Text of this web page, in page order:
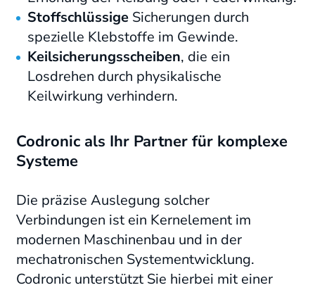
Stoffschlüssige Sicherungen durch
spezielle Klebstoffe im Gewinde.
Keilsicherungsscheiben, die ein
Losdrehen durch physikalische
Keilwirkung verhindern.
Codronic als Ihr Partner für komplexe
Systeme
Die präzise Auslegung solcher
Verbindungen ist ein Kernelement im
modernen Maschinenbau und in der
mechatronischen Systementwicklung.
Codronic unterstützt Sie hierbei mit einer